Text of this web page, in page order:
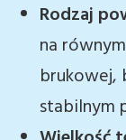
Rodzaj
na
brukowej,
stabilnym